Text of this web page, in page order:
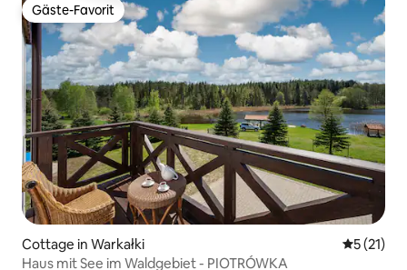
Gäste-Favorit
Gäste-Favorit
Cottage in Warkałki
5 (21)
Haus mit See im Waldgebiet - PIOTRÓWKA